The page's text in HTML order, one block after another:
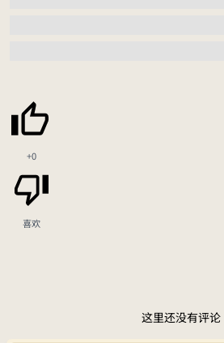
+0
喜欢
这里还没有评论